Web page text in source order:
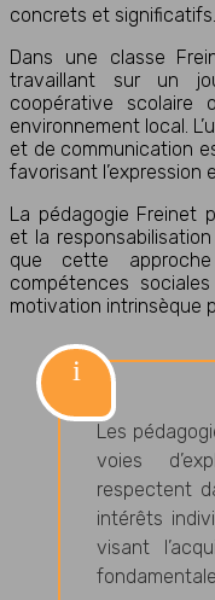
concrets et significatifs.
Dans une classe
travaillant sur un
coopérative scolaire
environnement local.
et de communication
favorisant l’expression
La pédagogie Freinet
et la
que cette
compétences
motivation intrinsèque
Les
voies
respectent
intérêts
visant